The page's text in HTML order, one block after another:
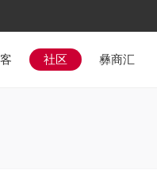
社区 彝商汇